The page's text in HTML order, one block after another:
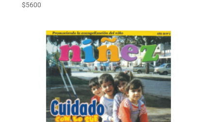
$5600